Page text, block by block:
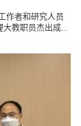
作者和研究人员
大教职员杰出成...